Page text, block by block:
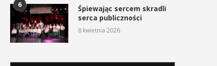
6
Śpiewając sercem skradli
serca publiczności
8 kwietnia 2026